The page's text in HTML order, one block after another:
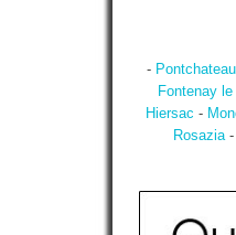
- Pontchateau
Fontenay le
Hiersac -
Rosazia-